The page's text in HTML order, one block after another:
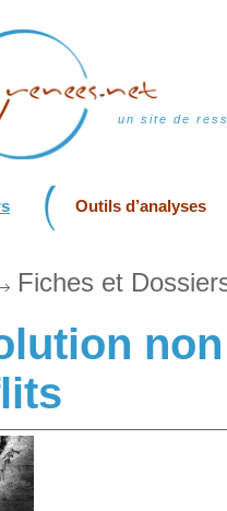
un site de
Outils d’analyses
Fiches et